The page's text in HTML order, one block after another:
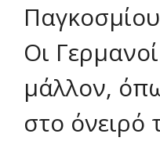
Οι
μάλλον,
στο όνειρό